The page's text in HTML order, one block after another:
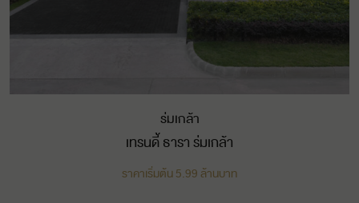
ร่มเกล้า
เทรนดี้ ธารา ร่มเกล้า
ราคาเริ่มต้น 5.99 ล้านบาท